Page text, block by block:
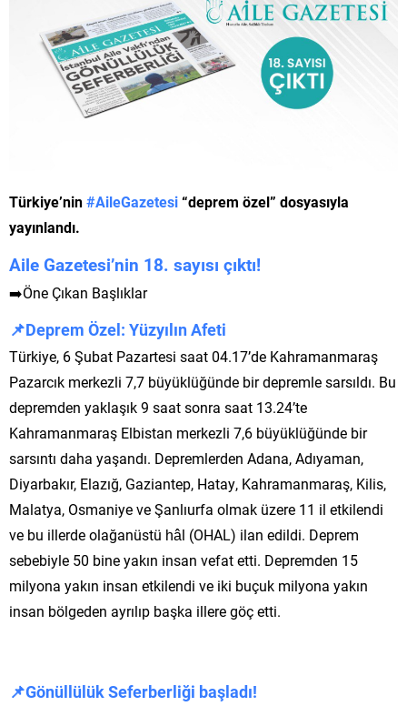
Türkiye’nin#AileGazetesi“deprem özel” dosyasıyla
yayınlandı.
Aile Gazetesi’nin 18. sayısı çıktı!
➡️Öne Çıkan Başlıklar
📌Deprem Özel: Yüzyılın Afeti
Türkiye, 6 Şubat Pazartesi saat 04.17’de Kahramanmaraş
Pazarcık merkezli 7,7 büyüklüğünde bir depremle sarsıldı. Bu
depremden yaklaşık 9 saat sonra saat 13.24’te
Kahramanmaraş Elbistan merkezli 7,6 büyüklüğünde bir
sarsıntı daha yaşandı. Depremlerden Adana, Adıyaman,
Diyarbakır, Elazığ, Gaziantep, Hatay, Kahramanmaraş, Kilis,
Malatya, Osmaniye ve Şanlıurfa olmak üzere 11 il etkilendi
ve bu illerde olağanüstü hâl (OHAL) ilan edildi. Deprem
sebebiyle 50 bine yakın insan vefat etti. Depremden 15
milyona yakın insan etkilendi ve iki buçuk milyona yakın
insan bölgeden ayrılıp başka illere göç etti.
📌Gönüllülük Seferberliği başladı!